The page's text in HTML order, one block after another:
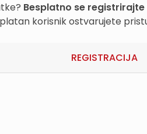
Besplatno se registrirajte
korisnik ostvarujete
REGISTRACIJA